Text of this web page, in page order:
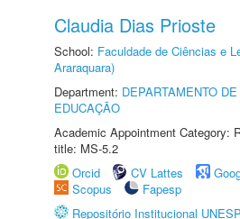
Claudia Dias Prioste
School: Faculdade de Ciências e
Araraquara)
Department: DEPARTAMENTO
EDUCAÇÃO
Academic Appointment Category:
title: MS-5.2
Orcid
CV Lattes
Scopus
Fapesp
Repositório Institucional UNESP